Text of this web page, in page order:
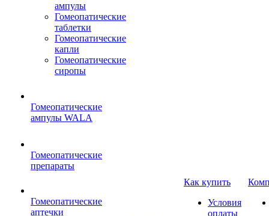
ампулы
Гомеопатические
таблетки
Гомеопатические
капли
Гомеопатические
сиропы
Гомеопатические
ампулы WALA
Гомеопатические
препараты
Гомеопатические
аптечки
Как купить
Условия
оплаты